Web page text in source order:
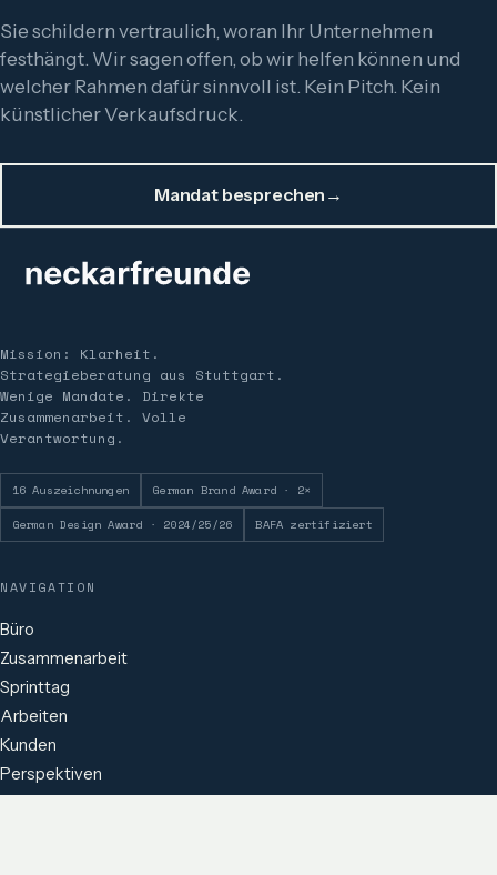
Sie schildern vertraulich, woran Ihr Unternehmen
festhängt. Wir sagen offen, ob wir helfen können und
welcher Rahmen dafür sinnvoll ist. Kein Pitch. Kein
künstlicher Verkaufsdruck.
Mandat besprechen →
Mission: Klarheit.
Strategieberatung aus Stuttgart.
Wenige Mandate. Direkte
Zusammenarbeit. Volle
Verantwortung.
16 Auszeichnungen German Brand Award · 2×
German Design Award · 2024/25/26 BAFA zertifiziert
NAVIGATION
Büro
Zusammenarbeit
Sprinttag
Arbeiten
Kunden
Perspektiven